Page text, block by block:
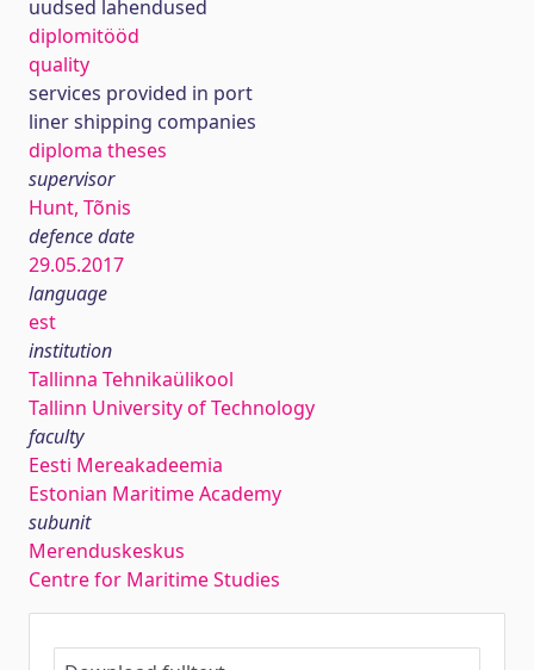
uudsed lahendused
diplomitööd
quality
services provided in port
liner shipping companies
diploma theses
supervisor
Hunt, Tõnis
defence date
29.05.2017
language
est
institution
Tallinna Tehnikaülikool
Tallinn University of Technology
faculty
Eesti Mereakadeemia
Estonian Maritime Academy
subunit
Merenduskeskus
Centre for Maritime Studies